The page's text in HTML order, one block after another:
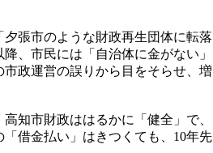
張市のような財政再生団体に転落
、市民には「自治体に金がない」
政運営の誤りから目をそらせ、増
知市財政ははるかに「健全」で、
借金払い」はきつくても、10年先